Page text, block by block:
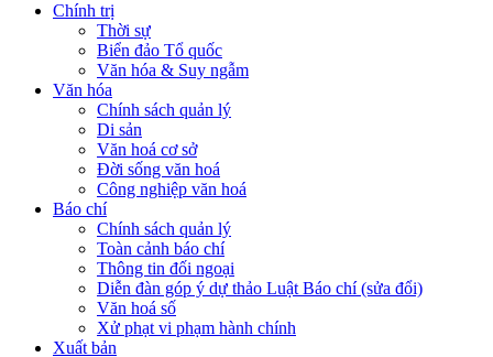
Chính trị
Thời sự
Biển đảo Tổ quốc
Văn hóa & Suy ngẫm
Văn hóa
Chính sách quản lý
Di sản
Văn hoá cơ sở
Đời sống văn hoá
Công nghiệp văn hoá
Báo chí
Chính sách quản lý
Toàn cảnh báo chí
Thông tin đối ngoại
Diễn đàn góp ý dự thảo Luật Báo chí (sửa đổi)
Văn hoá số
Xử phạt vi phạm hành chính
Xuất bản